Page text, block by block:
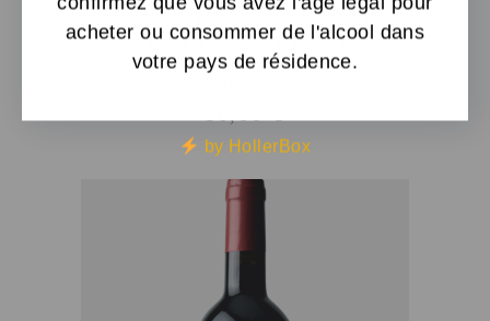
PINEAU DES CHARENTES
TRADITION BLANC
16,00€
acheter ou consommer de l'alcool dans
votre pays de résidence.
by HollerBox